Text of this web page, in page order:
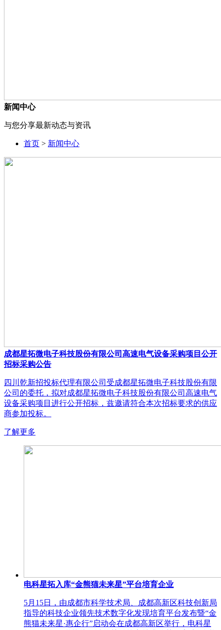
新闻中心
与您分享最新动态与资讯
首页 > 新闻中心
成都星拓微电子科技股份有限公司高速电气设备采购项目公开
招标采购公告
四川乾新招投标代理有限公司受成都星拓微电子科技股份有限
公司的委托，拟对成都星拓微电子科技股份有限公司高速电气
设备采购项目进行公开招标，兹邀请符合本次招标要求的供应
商参加投标。
了解更多
电科星拓入库“金熊猫未来星”平台培育企业
5月15日，由成都市科学技术局、成都高新区科技创新局
指导的科技企业领先技术数字化发现培育平台发布暨“金
熊猫未来星·惠企行”启动会在成都高新区举行，电科星